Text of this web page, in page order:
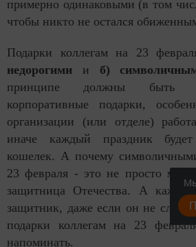
примерно одинаковыми (в том
чтобы никто не остался
Подарки коллегам на 23
недорогими и б)
принципе должны быть
корпоративные подарки,
организации (или отделе)
иначе каждый праздник
кошелек. А почему
23 февраля - это не просто
защитница Отечества. А
защитник, даже если он не
подарки коллегам на 23
напоминать.